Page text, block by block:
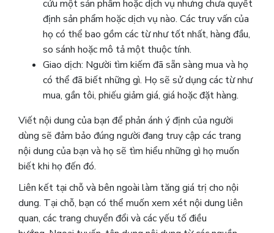
cứu một sản phẩm hoặc dịch vụ nhưng chưa quyết
định sản phẩm hoặc dịch vụ nào. Các truy vấn của
họ có thể bao gồm các từ như tốt nhất, hàng đầu,
so sánh hoặc mô tả một thuộc tính.
Giao dịch: Người tìm kiếm đã sẵn sàng mua và họ
có thể đã biết những gì. Họ sẽ sử dụng các từ như
mua, gần tôi, phiếu giảm giá, giá hoặc đặt hàng.
Viết nội dung của bạn để phản ánh ý định của người
dùng sẽ đảm bảo đúng người đang truy cập các trang
nội dung của bạn và họ sẽ tìm hiểu những gì họ muốn
biết khi họ đến đó.
Liên kết tại chỗ và bên ngoài làm tăng giá trị cho nội
dung. Tại chỗ, bạn có thể muốn xem xét nội dung liên
quan, các trang chuyển đổi và các yếu tố điều